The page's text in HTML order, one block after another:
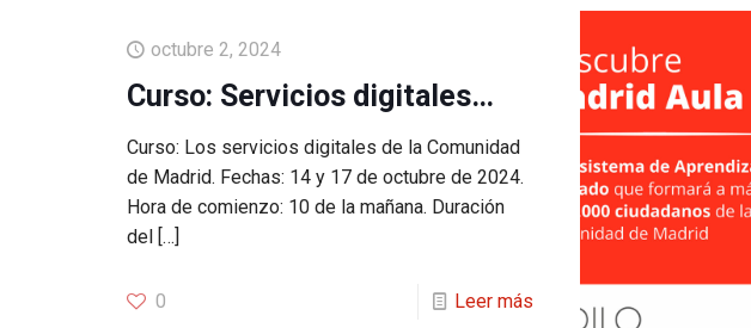
octubre 2, 2024
Curso: Servicios digitales…
Curso: Los servicios digitales de la Comunidad
de Madrid. Fechas: 14 y 17 de octubre de 2024.
Hora de comienzo: 10 de la mañana. Duración
del[…]
0 Leer más